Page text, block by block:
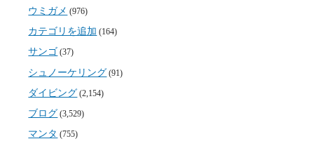
ウミガメ (976)
カテゴリを追加 (164)
サンゴ (37)
シュノーケリング (91)
ダイビング (2,154)
ブログ (3,529)
マンタ (755)